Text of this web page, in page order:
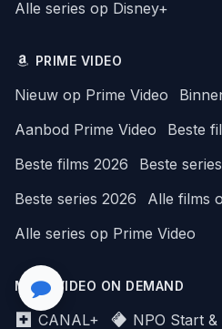
Alle series op Disney+
PRIME VIDEO
Nieuw op Prime Video
Aanbod Prime Video
Beste
Beste films 2026
Beste
Beste series 2026
Alle films
Alle series op Prime Video
MEER VIDEO ON DEMAND
CANAL+ NPO Start &